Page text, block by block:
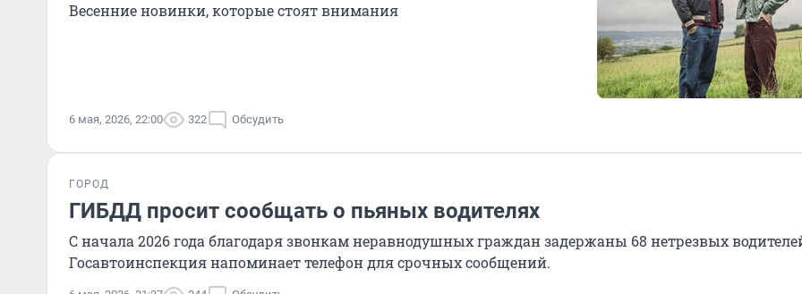
Весенние новинки, которые стоят внимания
6 мая, 2026, 22:00 322 Обсудить
ГОРОД
ГИБДД просит сообщать о пьяных водителях
С начала 2026 года благодаря звонкам неравнодушных граждан задержаны 68 нетрезвых
Госавтоинспекция напоминает телефон для срочных сообщений.